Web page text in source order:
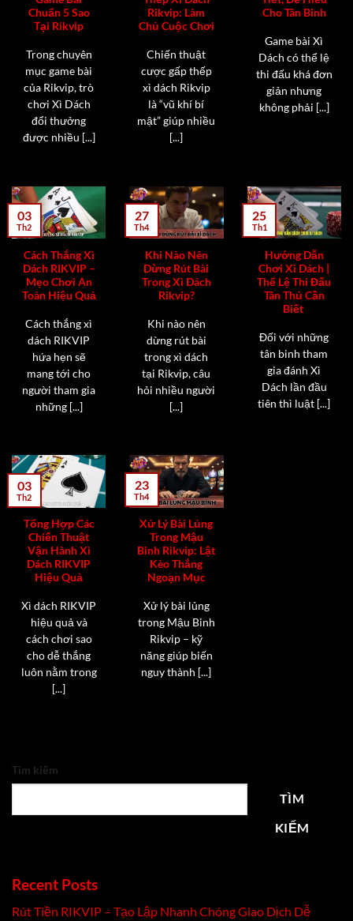
Chuẩn 5 Sao
Tại Rikvip
Trong chuyên
mục game bài
của Rikvip, trò
chơi Xì Dách
đổi thưởng
được nhiều [...]
Rikvip: Làm
Chủ Cuộc Chơi
Chiến thuật
cược gấp thếp
xì dách Rikvip
là “vũ khí bí
mật” giúp nhiều
[...]
Cho Tân Binh
Game bài Xì
Dách có thể lệ
thi đấu khá đơn
giản nhưng
không phải [...]
Cách Thắng Xì
Dách RIKVIP –
Mẹo Chơi An
Toàn Hiệu Quả
Cách thắng xì
dách RIKVIP
hứa hẹn sẽ
mang tới cho
người tham gia
những [...]
03
Th2
Khi Nào Nên
Dừng Rút Bài
Trong Xì Dách
Rikvip?
Khi nào nên
dừng rút bài
trong xì dách
tại Rikvip, câu
hỏi nhiều người
[...]
27
Th4
Hướng Dẫn
Chơi Xì Dách |
Thể Lệ Thi Đấu
Tân Thủ Cần
Biết
Đối với những
tân binh tham
gia đánh Xì
Dách lần đầu
tiên thì luật [...]
25
Th1
Tổng Hợp Các
Chiến Thuật
Vận Hành Xì
Dách RIKVIP
Hiệu Quả
Xì dách RIKVIP
hiệu quả và
cách chơi sao
cho dễ thắng
luôn nằm trong
[...]
03
Th2
Xử Lý Bài Lủng
Trong Mậu
Binh Rikvip: Lật
Kèo Thắng
Ngoạn Mục
Xử lý bài lủng
trong Mậu Binh
Rikvip – kỹ
năng giúp biến
nguy thành [...]
23
Th4
Tìm kiếm
TÌM
KIẾM
Recent Posts
Rút Tiền RIKVIP – Tạo Lập Nhanh Chóng Giao Dịch Dễ